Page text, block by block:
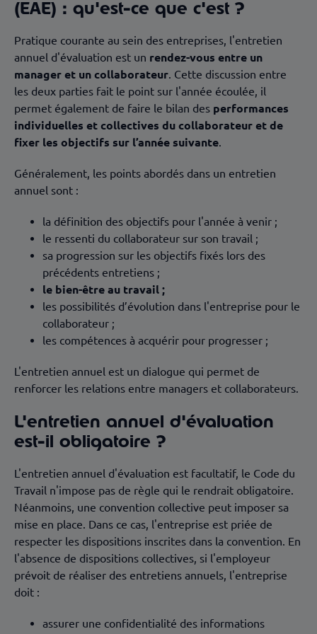
(EAE) : qu'est-ce que c'est ?
Pratique courante au sein des entreprises, l'entretien
annuel d'évaluation est un rendez-vous entre un
manager et un collaborateur. Cette discussion entre
les deux parties fait le point sur l'année écoulée, il
permet également de faire le bilan des performances
individuelles et collectives du collaborateur et de
fixer les objectifs sur l’année suivante.
Généralement, les points abordés dans un entretien
annuel sont :
la définition des objectifs pour l'année à venir ;
le ressenti du collaborateur sur son travail ;
sa progression sur les objectifs fixés lors des
précédents entretiens ;
le bien-être au travail ;
les possibilités d’évolution dans l'entreprise pour le
collaborateur ;
les compétences à acquérir pour progresser ;
L'entretien annuel est un dialogue qui permet de
renforcer les relations entre managers et collaborateurs.
L'entretien annuel d'évaluation
est-il obligatoire ?
L'entretien annuel d'évaluation est facultatif, le Code du
Travail n'impose pas de règle qui le rendrait obligatoire.
Néanmoins, une convention collective peut imposer sa
mise en place. Dans ce cas, l'entreprise est priée de
respecter les dispositions inscrites dans la convention. En
l'absence de dispositions collectives, si l'employeur
prévoit de réaliser des entretiens annuels, l'entreprise
doit :
assurer une confidentialité des informations